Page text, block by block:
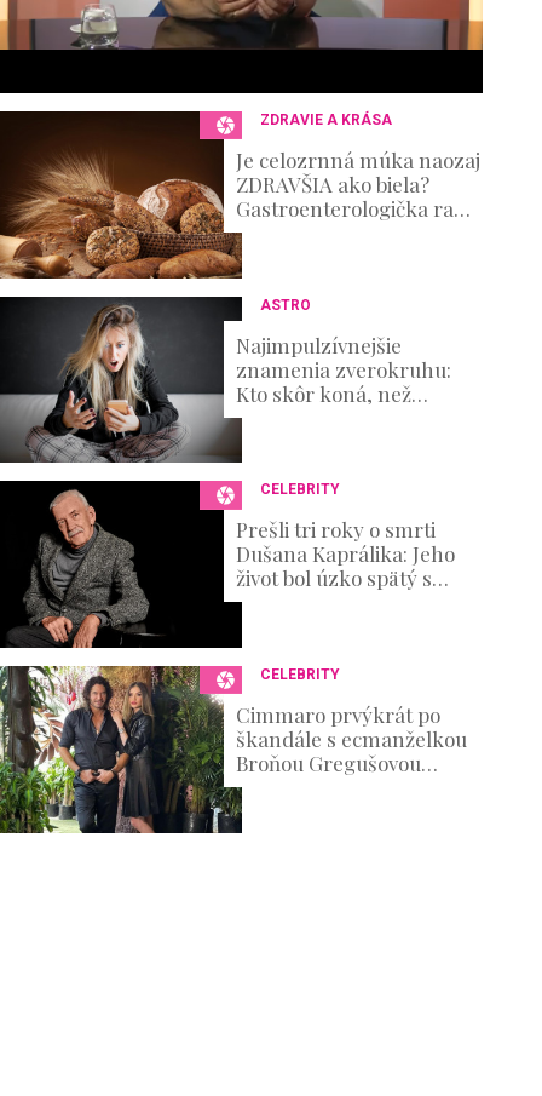
ZDRAVIE A KRÁSA
Je celozrnná múka naozaj
ZDRAVŠIA ako biela?
Gastroenterologička radí,
ako z pečiva vyťažiť
maximum
ASTRO
Najimpulzívnejšie
znamenia zverokruhu:
Kto skôr koná, než
premýšľa nad
CELEBRITY
Prešli tri roky o smrti
Dušana Kaprálika: Jeho
život bol úzko spätý s
divadlom, no nechýbali v
skúšky
CELEBRITY
Cimmaro prvýkrát po
škandále s ecmanželkou
Broňou Gregušovou
prvýkrát prehovoril:
Existenčné problémy